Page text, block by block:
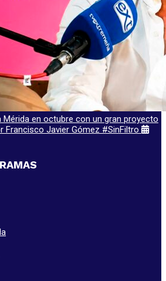
Mérida en octubre con un gran proyecto
Francisco Javier Gómez #SinFiltro